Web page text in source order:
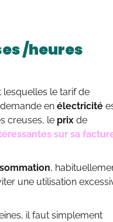
/heures
lesquelles le tarif de
en électricité
creuses, le prix de
sur sa
,
une utilisation
il faut simplement